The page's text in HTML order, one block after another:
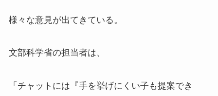
様々な意見が出てきている。
文部科学省の担当者は、
「チャットには『手を挙げにくい子も提案でき